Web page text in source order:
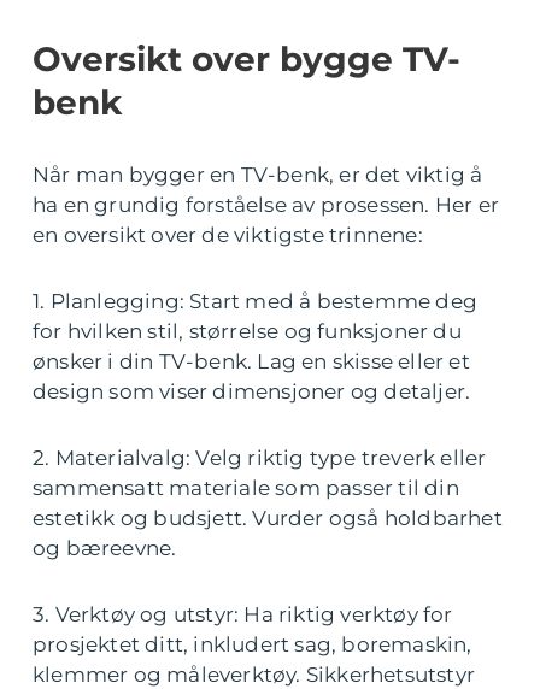
Oversikt over bygge TV-
benk
Når man bygger en TV-benk, er det viktig å
ha en grundig forståelse av prosessen. Her er
en oversikt over de viktigste trinnene:
1. Planlegging: Start med å bestemme deg
for hvilken stil, størrelse og funksjoner du
ønsker i din TV-benk. Lag en skisse eller et
design som viser dimensjoner og detaljer.
2. Materialvalg: Velg riktig type treverk eller
sammensatt materiale som passer til din
estetikk og budsjett. Vurder også holdbarhet
og bæreevne.
3. Verktøy og utstyr: Ha riktig verktøy for
prosjektet ditt, inkludert sag, boremaskin,
klemmer og måleverktøy. Sikkerhetsutstyr